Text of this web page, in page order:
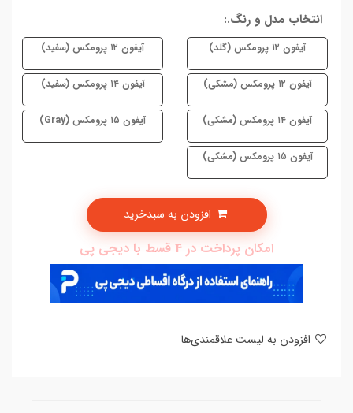
انتخاب مدل و رنگ.:
آیفون ۱۲ پرومکس (گلد) آیفون ۱۲ پرومکس (سفید)
آیفون ۱۲ پرومکس (مشکی) آیفون ۱۴ پرومکس (سفید)
آیفون ۱۴ پرومکس (مشکی) آیفون ۱۵ پرومکس (Gray)
آیفون ۱۵ پرومکس (مشکی)
امکان پرداخت در 4 قسط با دیجی پی